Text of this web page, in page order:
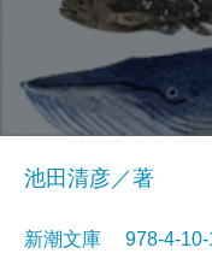
池田清彦／著
新潮文庫 978-4-